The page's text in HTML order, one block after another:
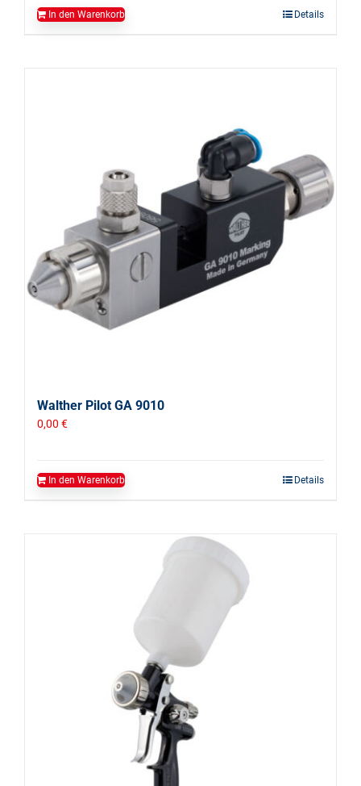
In den Warenkorb Details
Walther Pilot GA 9010
0,00 €
In den Warenkorb Details